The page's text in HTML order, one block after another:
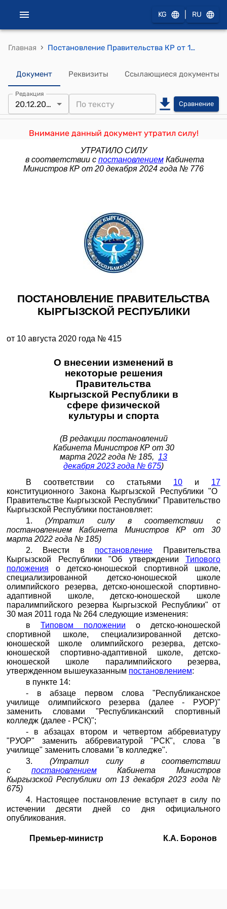
KG RU
Главная › Постановление Правительства КР от 10 августа 2020 года № 415 "О внесении изменений в некоторые решения Правительства Кыргызской Республики в сфере физической культуры и спорта"
Документ Реквизиты Ссылающиеся документы
Редакция
20.12.2024 Сравнение
Внимание данный документ утратил силу!